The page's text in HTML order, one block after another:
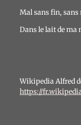
Mal sans fin, sans
Dans le lait de ma
Wikipedia Alfred
https://